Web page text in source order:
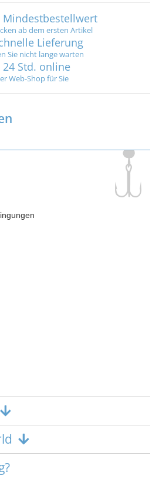
Mindestbestellwert
ab dem ersten Artikel
Lieferung
Sie nicht lange warten
24 Std. online
Web-Shop für Sie